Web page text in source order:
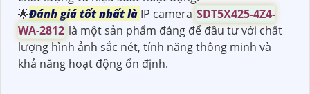
🌟Đánh giá tốt nhất là IP camera SDT5X425-4Z4-
WA-2812 là một sản phẩm đáng để đầu tư với chất
lượng hình ảnh sắc nét, tính năng thông minh và
khả năng hoạt động ổn định.